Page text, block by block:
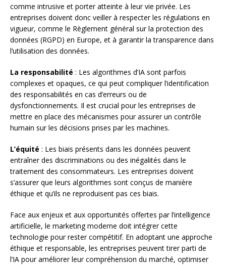
comme intrusive et porter atteinte à leur vie privée. Les
entreprises doivent donc veiller à respecter les régulations en
vigueur, comme le Règlement général sur la protection des
données (RGPD) en Europe, et à garantir la transparence dans
l’utilisation des données.
La responsabilité : Les algorithmes d’IA sont parfois
complexes et opaques, ce qui peut compliquer l’identification
des responsabilités en cas d’erreurs ou de
dysfonctionnements. Il est crucial pour les entreprises de
mettre en place des mécanismes pour assurer un contrôle
humain sur les décisions prises par les machines.
L’équité : Les biais présents dans les données peuvent
entraîner des discriminations ou des inégalités dans le
traitement des consommateurs. Les entreprises doivent
s’assurer que leurs algorithmes sont conçus de manière
éthique et qu’ils ne reproduisent pas ces biais.
Face aux enjeux et aux opportunités offertes par l’intelligence
artificielle, le marketing moderne doit intégrer cette
technologie pour rester compétitif. En adoptant une approche
éthique et responsable, les entreprises peuvent tirer parti de
l’IA pour améliorer leur compréhension du marché, optimiser